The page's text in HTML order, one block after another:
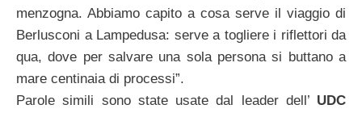
menzogna. Abbiamo capito a cosa serve il viaggio di
Berlusconi a Lampedusa: serve a togliere i riflettori da
qua, dove per salvare una sola persona si buttano a
mare centinaia di processi”.
Parole simili sono state usate dal leader dell’ UDC